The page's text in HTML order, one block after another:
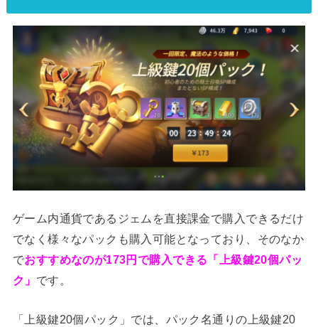
ゲーム内通貨であるジェムを直接課金で購入できるだけ
でなく様々なパックも購入可能となっており、そのなか
でおすすめなのが173円で購入できる「上級鍵20個パッ
ク」 です。
「上級鍵20個パック」では、パック名通りの上級鍵20